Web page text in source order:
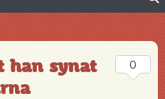
han synat
0